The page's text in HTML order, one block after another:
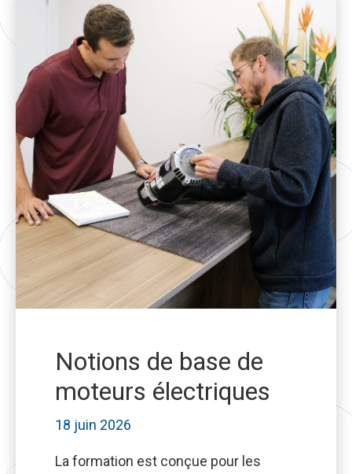
Notions de base de
moteurs électriques
18 juin 2026
La formation est conçue pour les